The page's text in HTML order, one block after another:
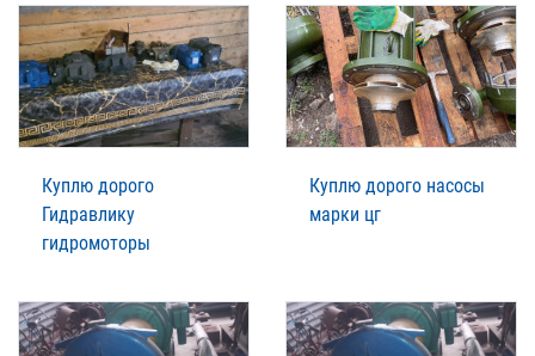
Куплю дорого
Гидравлику
гидромоторы
Куплю дорого насосы
марки цг